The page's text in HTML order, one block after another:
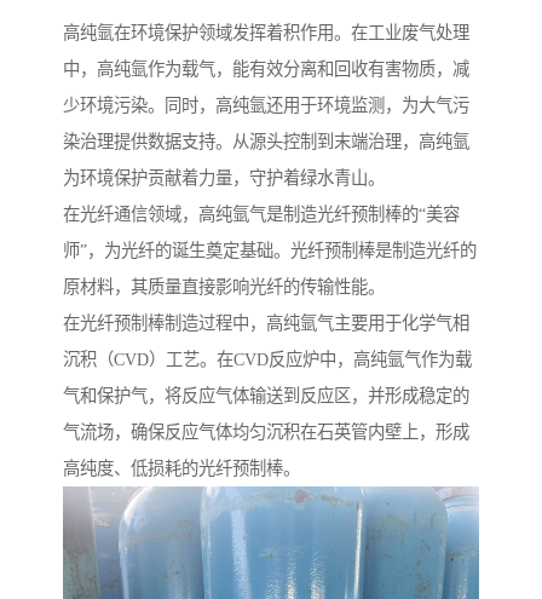
高纯氩在环境保护领域发挥着积作用。在工业废气处理
中，高纯氩作为载气，能有效分离和回收有害物质，减
少环境污染。同时，高纯氩还用于环境监测，为大气污
染治理提供数据支持。从源头控制到末端治理，高纯氩
为环境保护贡献着力量，守护着绿水青山。
在光纤通信领域，高纯氩气是制造光纤预制棒的“美容
师”，为光纤的诞生奠定基础。光纤预制棒是制造光纤的
原材料，其质量直接影响光纤的传输性能。
在光纤预制棒制造过程中，高纯氩气主要用于化学气相
沉积（CVD）工艺。在CVD反应炉中，高纯氩气作为载
气和保护气，将反应气体输送到反应区，并形成稳定的
气流场，确保反应气体均匀沉积在石英管内壁上，形成
高纯度、低损耗的光纤预制棒。